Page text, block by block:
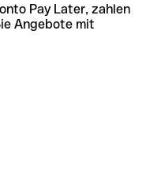
Pay Later, zahlen
Angebote mit